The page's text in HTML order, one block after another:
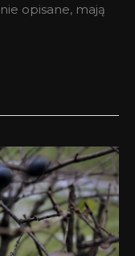
opisane, mają